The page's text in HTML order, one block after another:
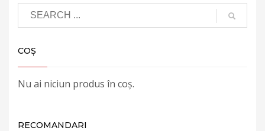
COȘ
Nu ai niciun produs în coș.
RECOMANDARI